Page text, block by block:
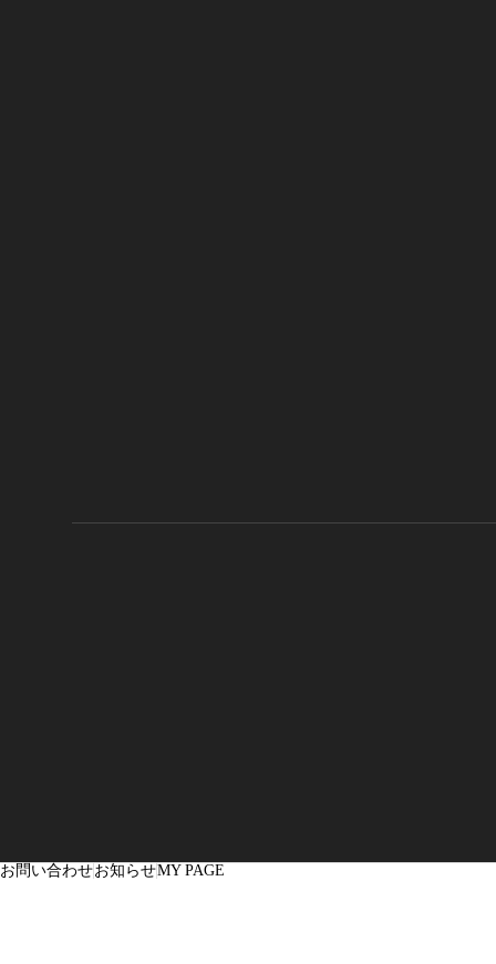
お問い合わせお知らせMY PAGE